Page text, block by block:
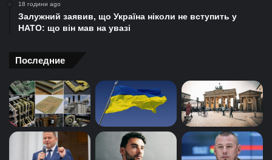
18 години ago
Залужний заявив, що Україна ніколи не вступить у
НАТО: що він мав на увазі
Последние